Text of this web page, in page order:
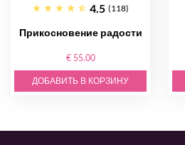
4.5 (118)
Прикосновение радости
€ 55.00
ДОБАВИТЬ В КОРЗИНУ